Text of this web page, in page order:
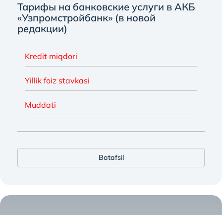
Тарифы на банковские услуги в АКБ
«Узпромстройбанк» (в новой
редакции)
Kredit miqdori
Yillik foiz stavkasi
Muddati
Batafsil